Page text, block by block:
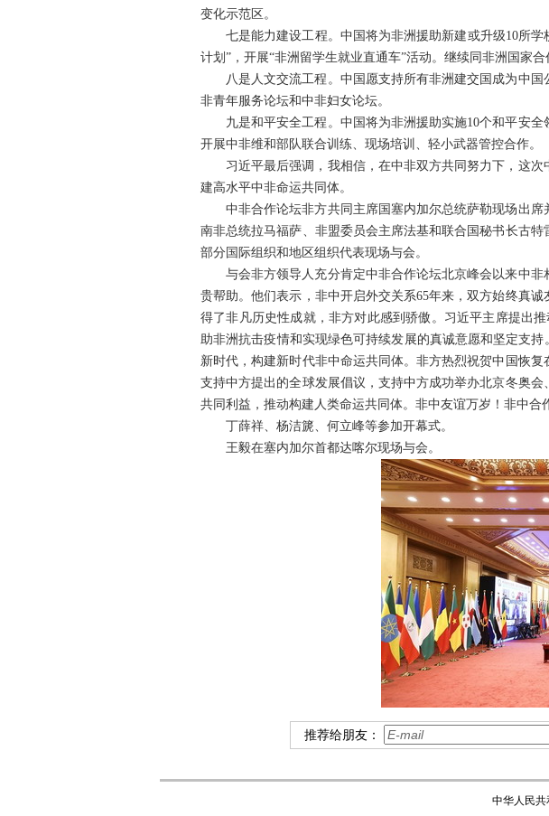
变化示范区。
七是能力建设工程。中国将为非洲援助新建或升级10所
计划”，开展“非洲留学生就业直通车”活动。继续同非洲国家
八是人文交流工程。中国愿支持所有非洲建交国成为中
非青年服务论坛和中非妇女论坛。
九是和平安全工程。中国将为非洲援助实施10个和平安
开展中非维和部队联合训练、现场培训、轻小武器管控合作。
习近平最后强调，我相信，在中非双方共同努力下，这
建高水平中非命运共同体。
中非合作论坛非方共同主席国塞内加尔总统萨勒现场出
南非总统拉马福萨、非盟委员会主席法基和联合国秘书长古
部分国际组织和地区组织代表现场与会。
与会非方领导人充分肯定中非合作论坛北京峰会以来中
贵帮助。他们表示，非中开启外交关系65年来，双方始终真
得了非凡历史性成就，非方对此感到骄傲。习近平主席提出
助非洲抗击疫情和实现绿色可持续发展的真诚意愿和坚定支
新时代，构建新时代非中命运共同体。非方热烈祝贺中国恢
支持中方提出的全球发展倡议，支持中方成功举办北京冬奥
共同利益，推动构建人类命运共同体。非中友谊万岁！非中合
丁薛祥、杨洁篪、何立峰等参加开幕式。
王毅在塞内加尔首都达喀尔现场与会。
推荐给朋友：
中华人民